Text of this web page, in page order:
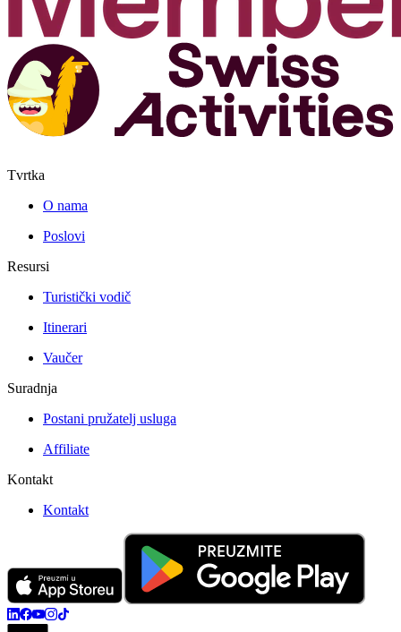
Tvrtka
O nama
Poslovi
Resursi
Turistički vodič
Itinerari
Vaučer
Suradnja
Postani pružatelj usluga
Affiliate
Kontakt
Kontakt